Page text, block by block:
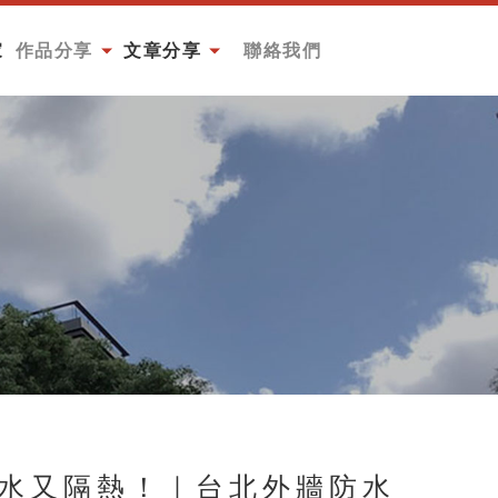
作品分享
WORKS
文章分享
POSTS
聯絡我們
CONTACT
又隔熱！｜台北外牆防水